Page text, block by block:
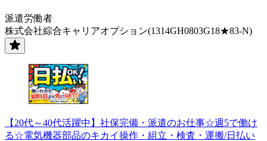
派遣労働者
株式会社綜合キャリアオプション(1314GH0803G18★83-N)
【20代～40代活躍中】社保完備・派遣のお仕事☆週5で働け
る☆電気機器部品のキカイ操作・組立・検査・運搬/日払い